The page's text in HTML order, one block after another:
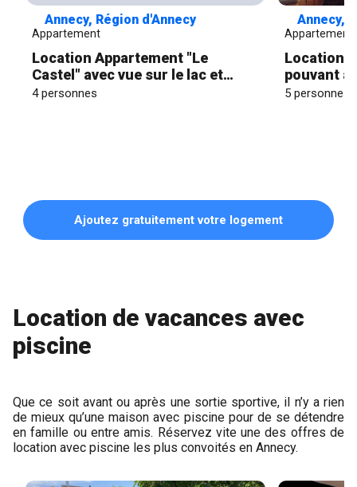
Annecy, Région d'Annecy
Appartement
Location Appartement "Le
Castel" avec vue sur le lac et
terrasse privée
4 personnes
Annecy,
Appartement
Location
pouvant
5 personnes
Ajoutez gratuitement votre logement
Location de vacances avec
piscine
Que ce soit avant ou après une sortie sportive, il n’y a rien
de mieux qu’une maison avec piscine pour de se détendre
en famille ou entre amis. Réservez vite une des offres de
location avec piscine les plus convoités en Annecy.